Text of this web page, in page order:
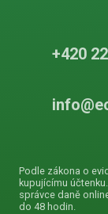
+420
Podle zákona o
kupujícímu
správce daně
do 48 hodin.